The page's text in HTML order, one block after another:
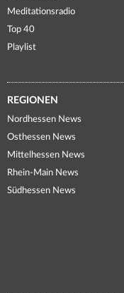
Meditationsradio
Top 40
Playlist
REGIONEN
Nordhessen News
Osthessen News
Mittelhessen News
Rhein-Main News
Südhessen News